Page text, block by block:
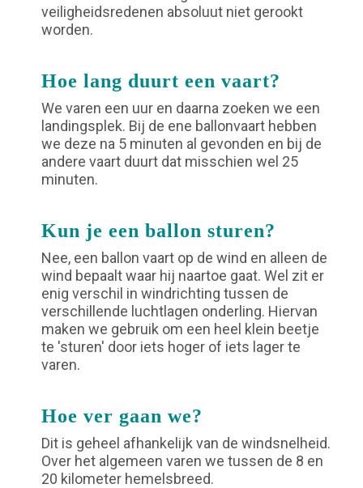
veiligheidsredenen absoluut niet gerookt
worden.
Hoe lang duurt een vaart?
We varen een uur en daarna zoeken we een
landingsplek. Bij de ene ballonvaart hebben
we deze na 5 minuten al gevonden en bij de
andere vaart duurt dat misschien wel 25
minuten.
Kun je een ballon sturen?
Nee, een ballon vaart op de wind en alleen de
wind bepaalt waar hij naartoe gaat. Wel zit er
enig verschil in windrichting tussen de
verschillende luchtlagen onderling. Hiervan
maken we gebruik om een heel klein beetje
te 'sturen' door iets hoger of iets lager te
varen.
Hoe ver gaan we?
Dit is geheel afhankelijk van de windsnelheid.
Over het algemeen varen we tussen de 8 en
20 kilometer hemelsbreed.